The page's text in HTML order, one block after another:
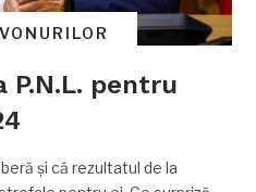
P.N.L. pentru
și că rezultatul de la